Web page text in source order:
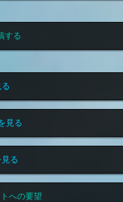
する
見る
る
への要望